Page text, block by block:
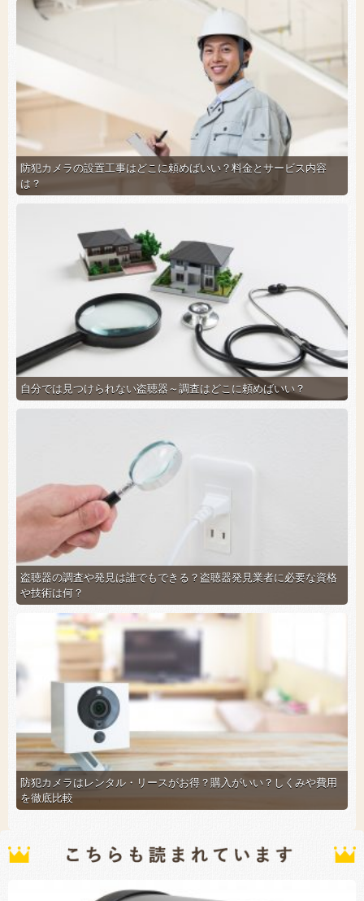
防犯カメラの設置工事はどこに頼めばいい？料金とサービス内容
は？
自分では見つけられない盗聴器～調査はどこに頼めばいい？
盗聴器の調査や発見は誰でもできる？盗聴器発見業者に必要な資格
や技術は何？
防犯カメラはレンタル・リースがお得？購入がいい？しくみや費用
を徹底比較